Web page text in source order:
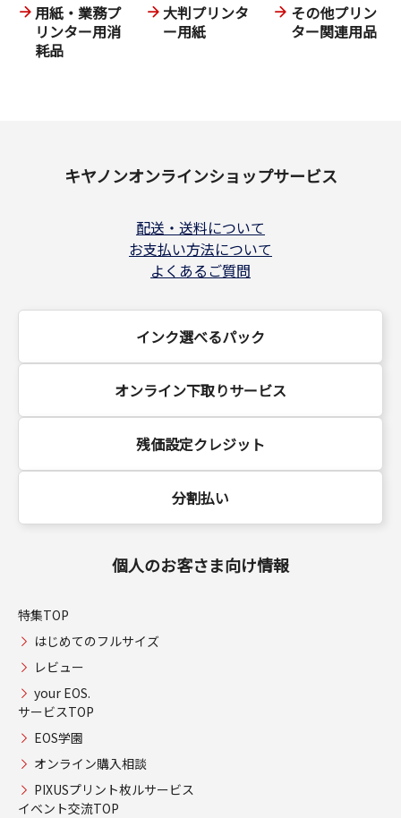
用紙・業務プ
リンター用消
耗品
大判プリンタ
ー用紙
その他プリン
ター関連用品
キヤノンオンラインショップサービス
配送・送料について
お支払い方法について
よくあるご質問
インク選べるパック
オンライン下取りサービス
残価設定クレジット
分割払い
個人のお客さま向け情報
特集TOP
はじめてのフルサイズ
レビュー
your EOS.
サービスTOP
EOS学園
オンライン購入相談
PIXUSプリント枚ルサービス
イベント交流TOP